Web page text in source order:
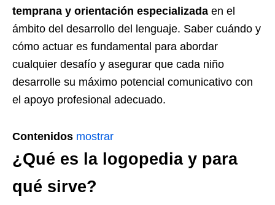
temprana y orientación especializada en el
ámbito del desarrollo del lenguaje. Saber cuándo y
cómo actuar es fundamental para abordar
cualquier desafío y asegurar que cada niño
desarrolle su máximo potencial comunicativo con
el apoyo profesional adecuado.
Contenidos mostrar
¿Qué es la logopedia y para
qué sirve?